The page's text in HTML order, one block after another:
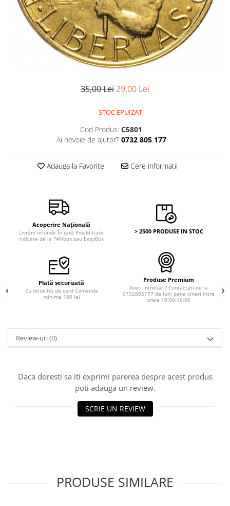
Monede Asia
Monede Australia si Oceania
Monede Euro, Eurocenti
Monede Europa
Bancnote Asia
Bancnote Australia si Oceania
Bancnote Europa
Gradate PMG
35,00 Lei29,00 Lei
STOC EPUIZAT
Cod Produs: C5801
Ai nevoie de ajutor? 0732 805 177
Adauga la Favorite Cere informatii
Acoperire Națională
Livrăm oriunde în țară Posibilitate
ridicare de la FANbox sau EasyBox
> 2500 PRODUSE IN STOC
Plată securizată
Cu orice tip de card Comanda
minima 100 lei
Produse Premium
Aveti intrebari? Contactati-ne la
0732805177 de luni pana vineri intre
orele 10:00-16:00
Review-uri(0)
Daca doresti sa iti exprimi parerea despre acest produs
poti adauga un review.
SCRIE UN REVIEW
PRODUSE SIMILARE